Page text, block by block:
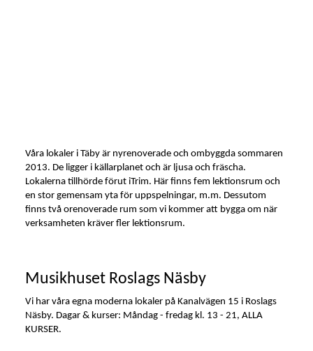
Våra lokaler i Täby är nyrenoverade och ombyggda sommaren
2013. De ligger i källarplanet och är ljusa och fräscha.
Lokalerna tillhörde förut iTrim. Här finns fem lektionsrum och
en stor gemensam yta för uppspelningar, m.m. Dessutom
finns två orenoverade rum som vi kommer att bygga om när
verksamheten kräver fler lektionsrum.
Musikhuset Roslags Näsby
Vi har våra egna moderna lokaler på Kanalvägen 15 i Roslags
Näsby. Dagar & kurser: Måndag - fredag kl. 13 - 21, ALLA
KURSER.